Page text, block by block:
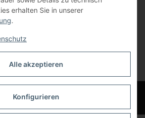
USt., zzgl.Versand
GmbH - Technische Änderungen und Irrtümer
vorbehalten
erhalten Sie in unserer
.
Alle akzeptieren
Konfigurieren